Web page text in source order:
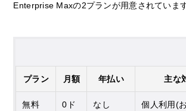
Enterprise Maxの2プランが用意されています
プラン 月額 年払い 主な
無料
0ド
なし
個人利用(